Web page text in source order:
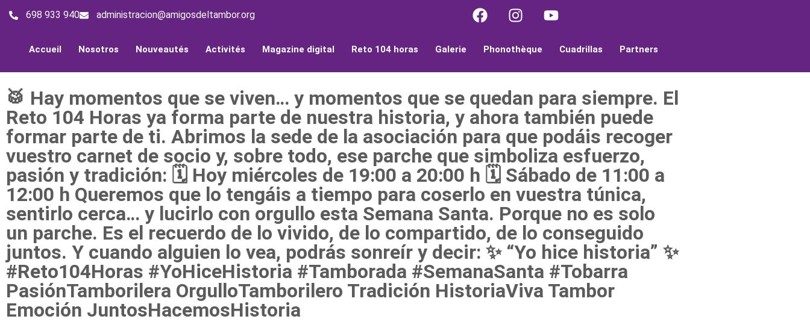
698 933 940 administracion@amigosdeltambor.org
Accueil Nosotros Nouveautés Activités Magazine digital Reto 104 horas Galerie Phonothèque Cuadrillas Partners
🥁 Hay momentos que se viven… y momentos que se quedan para siempre. El
Reto 104 Horas ya forma parte de nuestra historia, y ahora también puede
formar parte de ti. Abrimos la sede de la asociación para que podáis recoger
vuestro carnet de socio y, sobre todo, ese parche que simboliza esfuerzo,
pasión y tradición: 🗓️ Hoy miércoles de 19:00 a 20:00 h 🗓️ Sábado de 11:00 a
12:00 h Queremos que lo tengáis a tiempo para coserlo en vuestra túnica,
sentirlo cerca… y lucirlo con orgullo esta Semana Santa. Porque no es solo
un parche. Es el recuerdo de lo vivido, de lo compartido, de lo conseguido
juntos. Y cuando alguien lo vea, podrás sonreír y decir: ✨ “Yo hice historia” ✨
#Reto104Horas #YoHiceHistoria #Tamborada #SemanaSanta #Tobarra
PasiónTamborilera OrgulloTamborilero Tradición HistoriaViva Tambor
Emoción JuntosHacemosHistoria